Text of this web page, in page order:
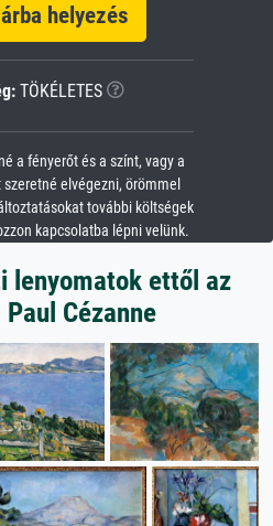
helyezés
TÖKÉLETES
a fényerőt és a színt, vagy a
elvégezni, örömmel
további költségek
kapcsolatba lépni velünk.
lenyomatok ettől az
Cézanne